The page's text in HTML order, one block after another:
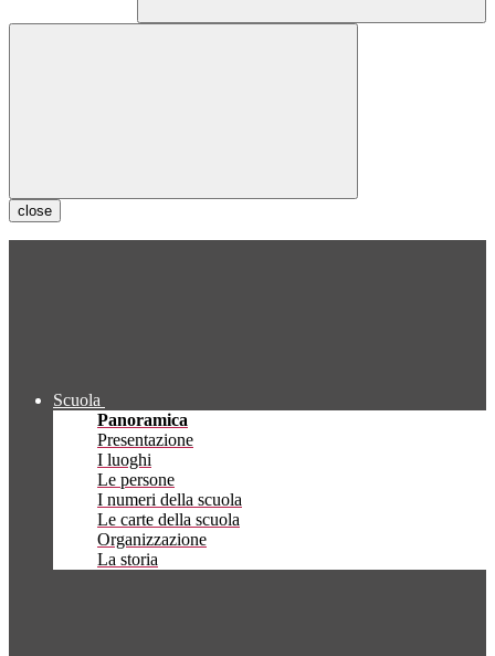
close
Scuola
Panoramica
Presentazione
I luoghi
Le persone
I numeri della scuola
Le carte della scuola
Organizzazione
La storia